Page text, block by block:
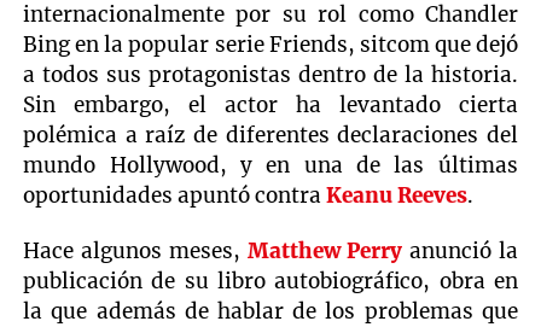
internacionalmente por su rol como Chandler
Bing en la popular serie Friends, sitcom que dejó
a todos sus protagonistas dentro de la historia.
Sin embargo, el actor ha levantado cierta
polémica a raíz de diferentes declaraciones del
mundo Hollywood, y en una de las últimas
oportunidades apuntó contraKeanu Reeves.
Hace algunos meses, Matthew Perry anunció la
publicación de su libro autobiográfico, obra en
la que además de hablar de los problemas que